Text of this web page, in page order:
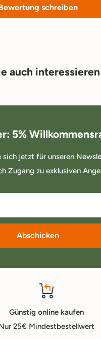
schreiben
auch interessieren
5%
sich jetzt für unseren
Zugang zu exklusiven
Abschicken
Günstig online kaufen
25€ Mindestbestellwert